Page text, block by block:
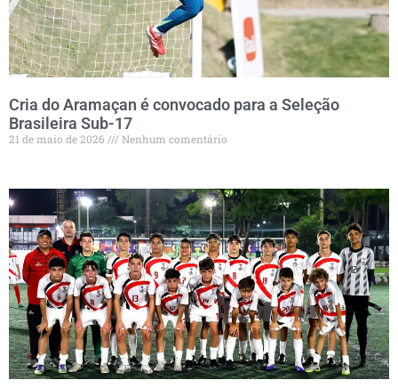
Cria do Aramaçan é convocado para a Seleção
Brasileira Sub-17
21 de maio de 2026 Nenhum comentário